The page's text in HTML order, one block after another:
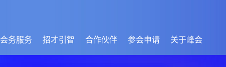
会务服务 招才引智 合作伙伴 参会申请 关于峰会